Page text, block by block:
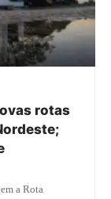
rotas
a Rota